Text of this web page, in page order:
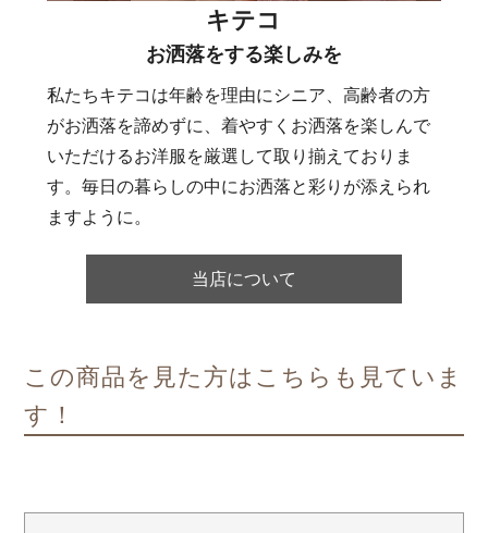
キテコ
お洒落をする楽しみを
私たちキテコは年齢を理由にシニア、高齢者の方
がお洒落を諦めずに、着やすくお洒落を楽しんで
いただけるお洋服を厳選して取り揃えておりま
す。毎日の暮らしの中にお洒落と彩りが添えられ
ますように。
当店について
この商品を見た方はこちらも見ていま
す！